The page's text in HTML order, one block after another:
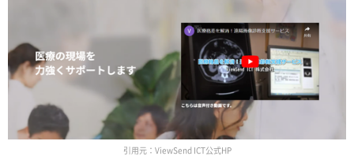
引用元：ViewSend ICT公式HP